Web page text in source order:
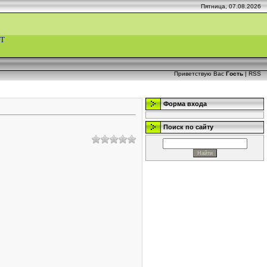
Пятница, 07.08.2026
Приветствую Вас Гость | RSS
Форма входа
Поиск по сайту